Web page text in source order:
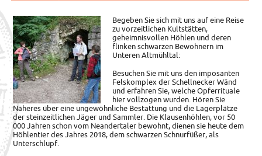
Begeben Sie sich mit uns auf eine Reise
zu vorzeitlichen Kultstätten,
geheimnisvollen Höhlen und deren
flinken schwarzen Bewohnern im
Unteren Altmühltal:
Besuchen Sie mit uns den imposanten
Felskomplex der Schellnecker Wänd
und erfahren Sie, welche Opferrituale
hier vollzogen wurden. Hören Sie
Näheres über eine ungewöhnliche Bestattung und die Lagerplätze
der steinzeitlichen Jäger und Sammler. Die Klausenhöhlen, vor 50
000 Jahren schon vom Neandertaler bewohnt, dienen sie heute dem
Höhlentier des Jahres 2018, dem schwarzen Schnurfüßer, als
Unterschlupf.